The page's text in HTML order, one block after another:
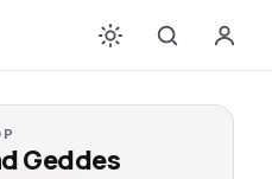
Geddes